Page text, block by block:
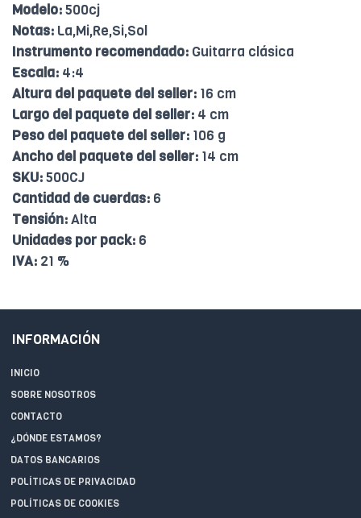
Modelo:500cj
Notas: La,Mi,Re,Si,Sol
Instrumento recomendado: Guitarra clásica
Escala: 4:4
Altura del paquete del seller: 16 cm
Largo del paquete del seller: 4 cm
Peso del paquete del seller: 106 g
Ancho del paquete del seller: 14 cm
SKU:500CJ
Cantidad de cuerdas: 6
Tensión:Alta
Unidades por pack: 6
IVA: 21 %
INFORMACIÓN
INICIO
SOBRE NOSOTROS
CONTACTO
¿DÓNDE ESTAMOS?
DATOS BANCARIOS
POLÍTICAS DE PRIVACIDAD
POLÍTICAS DE COOKIES